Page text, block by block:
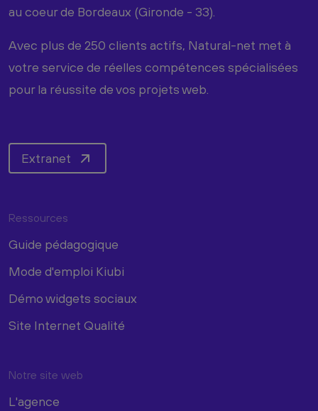
au coeur de Bordeaux (Gironde - 33).
Avec plus de 250 clients actifs, Natural-net met à
votre service de réelles compétences spécialisées
pour la réussite de vos projets web.
Extranet
Ressources
Guide pédagogique
Mode d'emploi Kiubi
Démo widgets sociaux
Site Internet Qualité
Notre site web
L'agence